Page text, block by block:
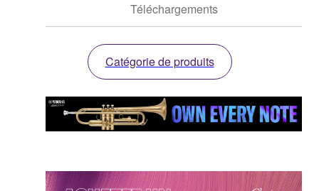
Téléchargements
Catégorie de produits